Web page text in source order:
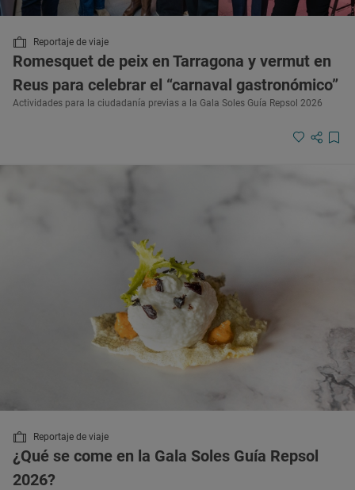
Reportaje de viaje
Romesquet de peix en Tarragona y vermut en
Reus para celebrar el “carnaval gastronómico”
Actividades para la ciudadanía previas a la Gala Soles Guía Repsol 2026
Reportaje de viaje
¿Qué se come en la Gala Soles Guía Repsol
2026?